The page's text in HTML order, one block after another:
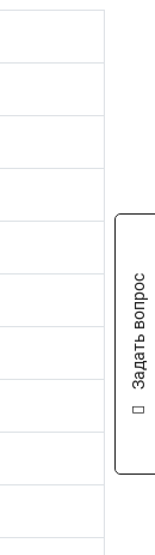
Задать вопрос